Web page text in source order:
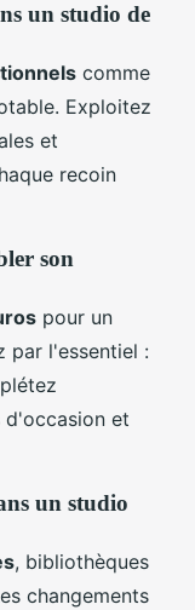
un studio de
comme
Exploitez
et
recoin
son
pour un
par l'essentiel :
d'occasion et
un studio
, bibliothèques
changements